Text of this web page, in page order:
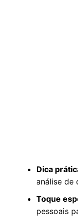
Dica
análise de
Toque
pessoais